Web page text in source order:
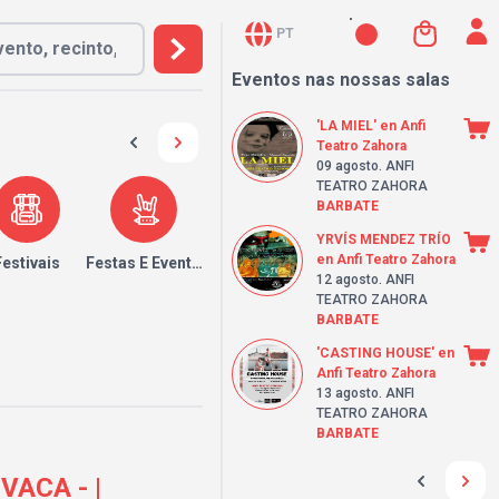
Festas E Eventos
- |
PT
Eventos nas nossas salas
'LA MIEL' en Anfi
Teatro Zahora
09 agosto. ANFI
TEATRO ZAHORA
BARBATE
YRVÍS MENDEZ TRÍO
en Anfi Teatro Zahora
12 agosto. ANFI
TEATRO ZAHORA
BARBATE
'CASTING HOUSE' en
Anfi Teatro Zahora
13 agosto. ANFI
TEATRO ZAHORA
BARBATE